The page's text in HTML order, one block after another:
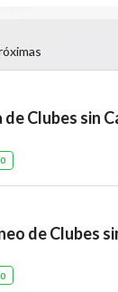
de Clubes sin